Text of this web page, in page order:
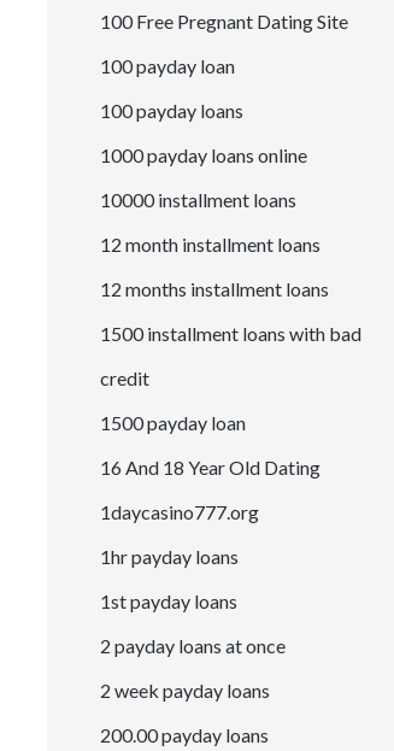
100 Free Pregnant Dating Site
100 payday loan
100 payday loans
1000 payday loans online
10000 installment loans
12 month installment loans
12 months installment loans
1500 installment loans with bad
credit
1500 payday loan
16 And 18 Year Old Dating
1daycasino777.org
1hr payday loans
1st payday loans
2 payday loans at once
2 week payday loans
200.00 payday loans